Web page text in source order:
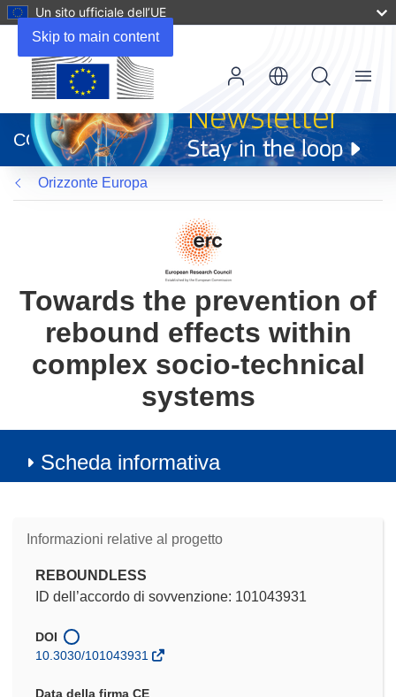
Skip to main content
Un sito ufficiale dell’UE
apre
in
una
nuova
finestra)
CORDIS
Menu
Orizzonte Europa
Towards the prevention of
rebound effects within
complex socio-technical
systems
Scheda informativa
Informazioni relative al progetto
REBOUNDLESS
ID dell’accordo di sovvenzione: 101043931
DOI
10.3030/101043931
Data della firma CE